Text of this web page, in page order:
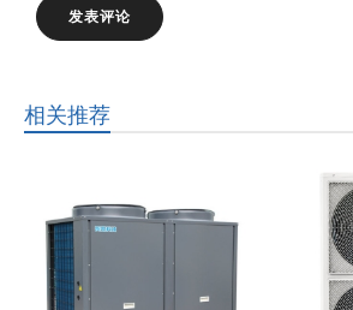
相关推荐